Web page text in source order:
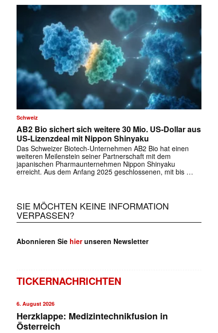
Schweiz
AB2 Bio sichert sich weitere 30 Mio. US-Dollar aus
US-Lizenzdeal mit Nippon Shinyaku
Das Schweizer Biotech-Unternehmen AB2 Bio hat einen
weiteren Meilenstein seiner Partnerschaft mit dem
japanischen Pharmaunternehmen Nippon Shinyaku
erreicht. Aus dem Anfang 2025 geschlossenen, mit bis …
SIE MÖCHTEN KEINE INFORMATION
VERPASSEN?
Abonnieren Sie hierunseren Newsletter
TICKERNACHRICHTEN
6. August 2026
Herzklappe: Medizintechnikfusion in
Österreich